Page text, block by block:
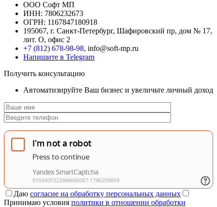
ООО Софт МП
ИНН: 7806232673
ОГРН: 1167847180918
195067, г. Санкт-Петербург, Шафировский пр, дом № 17,
лит. О, офис 2
+7 (812) 678-98-98, info@soft-mp.ru
Напишите в Telegram
Получить консультацию
Автоматизируйте Ваш бизнес и увеличьте личный доход
Даю согласие на обработку персональных данных
Принимаю условия политики в отношении обработки